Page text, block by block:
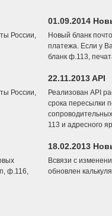
России,
01.09.2014
Новый бланк
платежа. Если у
бланк ф.113,
России,
22.11.2013 API
Реализован API
срока пересылки
113 и адресного
ф.116,
18.02.2013
Всвязи с
обновлен